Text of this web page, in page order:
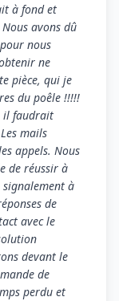
à fond et
avons dû
nous
ne
pièce, qui je
du poêle !!!!!
il faudrait
mails
appels. Nous
de réussir à
à
de
avec le
devant le
de
perdu et